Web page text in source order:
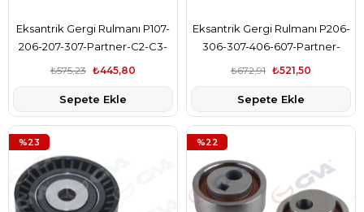
Eksantrik Gergi Rulmanı P107-
206-207-307-Partner-C2-C3-
C4-C5-Berlıngo-1.4Hdı-1.6Hdı-
₺445,80
₺575,23
Sepete Ekle
Eksantrik Gergi Rulmanı P206-
306-307-406-607-Partner-
Berlıngo-Jumpy-Xsara-Scudo-
₺521,50
₺672,91
Sepete Ekle
%23 %22